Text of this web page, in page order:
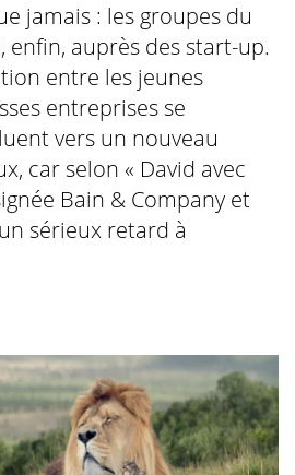
jamais : les groupes du
enfin, auprès des start-up.
entre les jeunes
entreprises se
vers un nouveau
car selon « David avec
Bain & Company et
sérieux retard à